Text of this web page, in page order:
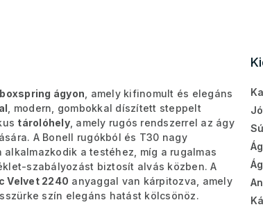
ágyon , amely kifinomult és elegáns
, modern, gombokkal díszített steppelt
tárolóhely, amely rugós rendszerrel az ágy
A Bonell rugókból és T30 nagy
alkalmazkodik a testéhez, míg a rugalmas
szabályozást biztosít alvás közben. A
Velvet 2240 anyaggal van kárpitozva, amely
szín elegáns hatást kölcsönöz.